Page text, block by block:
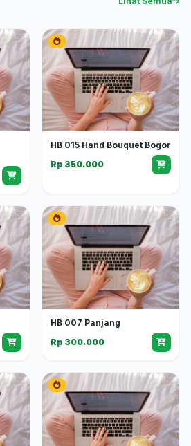
HB 015 Hand Bouquet Bogor
Rp 350.000
HB 007 Panjang
Rp 300.000